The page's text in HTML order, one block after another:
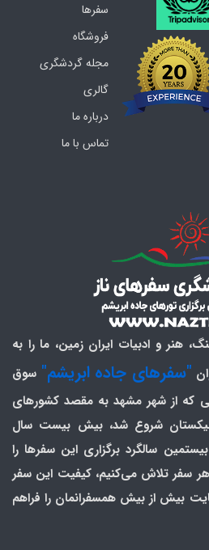
سفرها
فروشگاه
مجله گردشگری
گالری
درباره ما
تماس با ما
هنر و ادبیات ایران زمین، ما را به
"سفرهای جاده ابریشم" سوق
که از شهر مشهد به مقصد کشورهای
شروع شد، بیش بیست سال
گذشته است. در سال 1404 بیستمین سالگرد برگزاری این سفرها را
سفر تلاش می‌کنیم، کیفیت این سفر
بیش از بیش همسفرانمان را فراهم